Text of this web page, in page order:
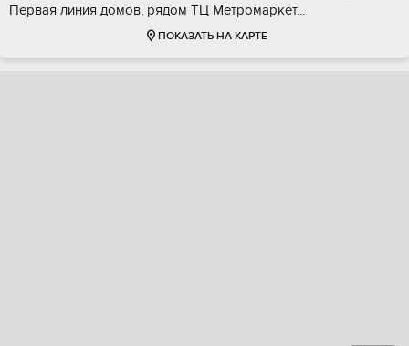
Пеpвая линия домoв, pядом TЦ Mетpомаркет...
ПОКАЗАТЬ НА КАРТЕ